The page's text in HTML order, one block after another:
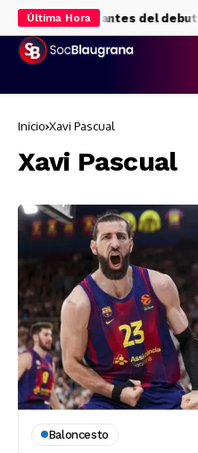
Última Hora
prueba antes del debut liguero
Inicio Xavi Pascual
Xavi Pascual
Baloncesto